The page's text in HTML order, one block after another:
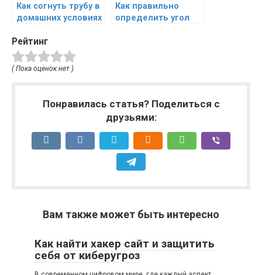
Как согнуть трубу в
домашних условиях
Как правильно
определить угол
Рейтинг
( Пока оценок нет )
Понравилась статья? Поделиться с
друзьями:
Вам также может быть интересно
Как найти хакер сайт и защитить
себя от киберугроз